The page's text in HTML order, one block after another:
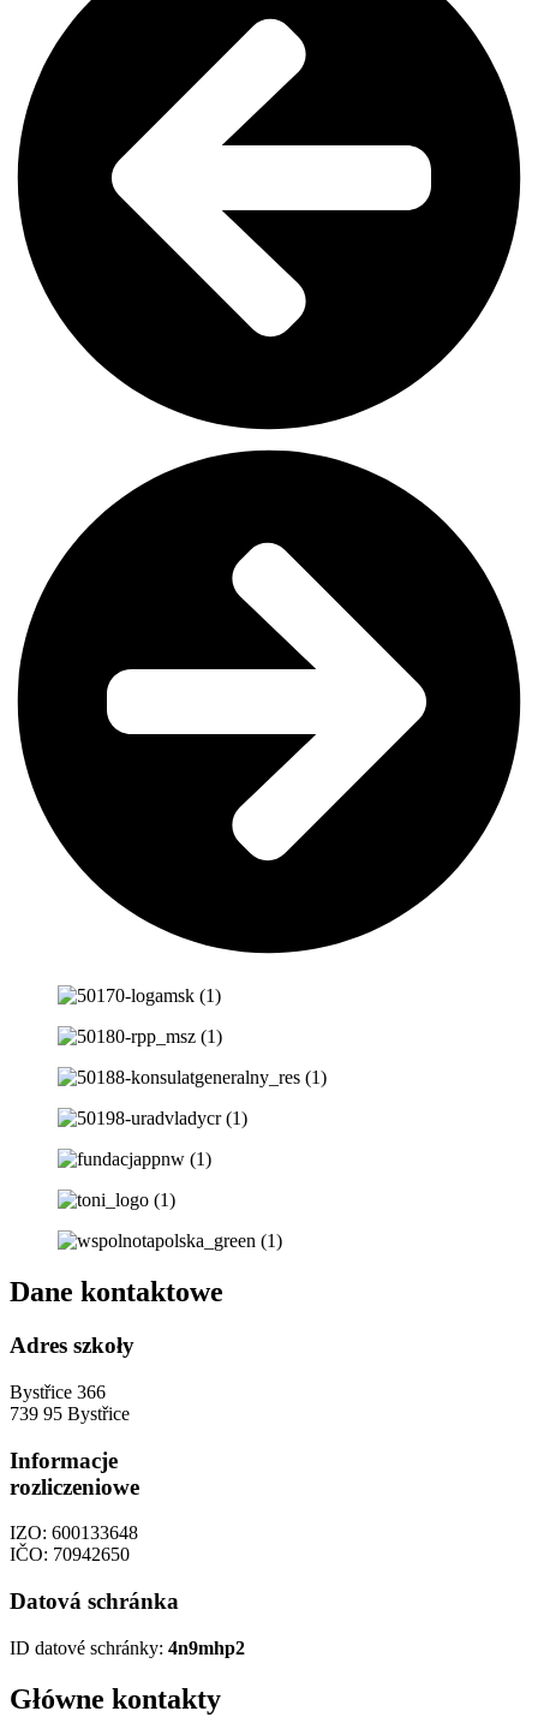
Dane kontaktowe
Adres szkoły
Bystřice 366
739 95 Bystřice
Informacje
rozliczeniowe
IZO: 600133648
IČO: 70942650
Datová schránka
ID datové schránky: 4n9mhp2
Główne kontakty